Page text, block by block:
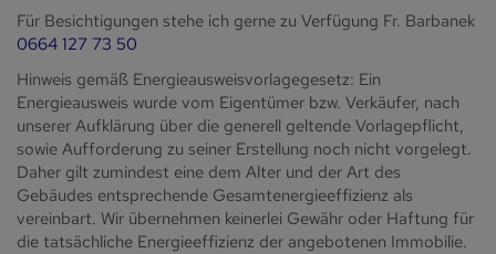
Für Besichtigungen stehe ich gerne zu Verfügung Fr. Barbanek
0664 127 73 50
Hinweis gemäß Energieausweisvorlagegesetz: Ein
Energieausweis wurde vom Eigentümer bzw. Verkäufer, nach
unserer Aufklärung über die generell geltende Vorlagepflicht,
sowie Aufforderung zu seiner Erstellung noch nicht vorgelegt.
Daher gilt zumindest eine dem Alter und der Art des
Gebäudes entsprechende Gesamtenergieeffizienz als
vereinbart. Wir übernehmen keinerlei Gewähr oder Haftung für
die tatsächliche Energieeffizienz der angebotenen Immobilie.